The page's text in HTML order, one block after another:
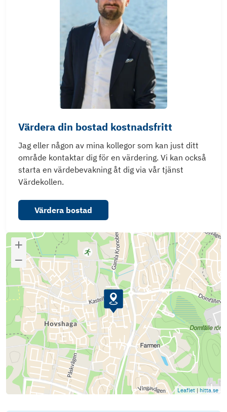
Värdera din bostad kostnadsfritt
Jag eller någon av mina kollegor som kan just ditt
område kontaktar dig för en värdering. Vi kan också
starta en värdebevakning åt dig via vår tjänst
Värdekollen.
Värdera bostad
Leaflet | hitta.se